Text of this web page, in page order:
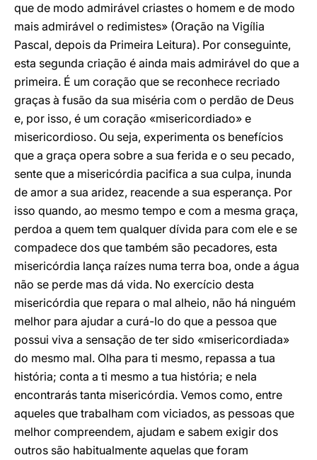
que de modo admirável criastes o homem e de modo
mais admirável o redimistes» (Oração na Vigília
Pascal, depois da Primeira Leitura). Por conseguinte,
esta segunda criação é ainda mais admirável do que a
primeira. É um coração que se reconhece recriado
graças à fusão da sua miséria com o perdão de Deus
e, por isso, é um coração «misericordiado» e
misericordioso. Ou seja, experimenta os benefícios
que a graça opera sobre a sua ferida e o seu pecado,
sente que a misericórdia pacifica a sua culpa, inunda
de amor a sua aridez, reacende a sua esperança. Por
isso quando, ao mesmo tempo e com a mesma graça,
perdoa a quem tem qualquer dívida para com ele e se
compadece dos que também são pecadores, esta
misericórdia lança raízes numa terra boa, onde a água
não se perde mas dá vida. No exercício desta
misericórdia que repara o mal alheio, não há ninguém
melhor para ajudar a curá-lo do que a pessoa que
possui viva a sensação de ter sido «misericordiada»
do mesmo mal. Olha para ti mesmo, repassa a tua
história; conta a ti mesmo a tua história; e nela
encontrarás tanta misericórdia. Vemos como, entre
aqueles que trabalham com viciados, as pessoas que
melhor compreendem, ajudam e sabem exigir dos
outros são habitualmente aquelas que foram